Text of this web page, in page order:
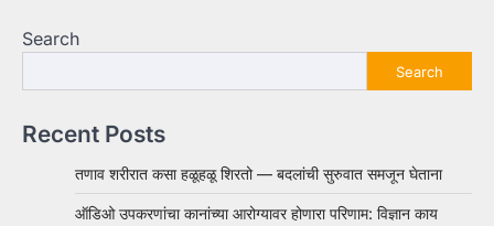
Search
Search
Recent Posts
तणाव शरीरात कसा हळूहळू शिरतो — बदलांची सुरुवात समजून घेताना
ऑडिओ उपकरणांचा कानांच्या आरोग्यावर होणारा परिणाम: विज्ञान काय